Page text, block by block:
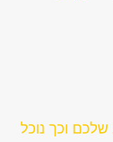
וכך נוכל